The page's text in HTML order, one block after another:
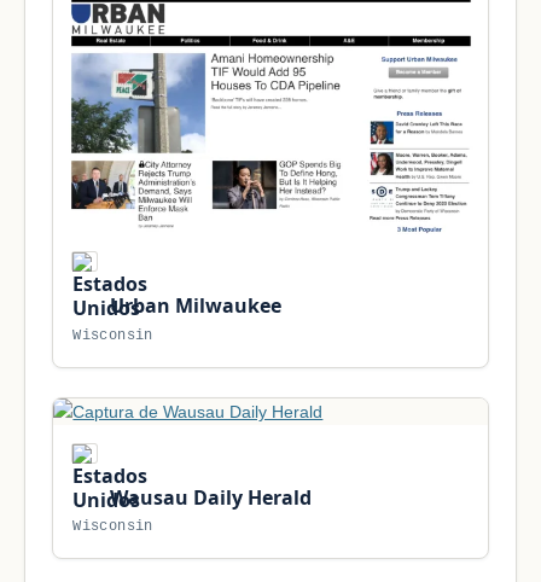
Urban Milwaukee
Wisconsin
Wausau Daily Herald
Wisconsin